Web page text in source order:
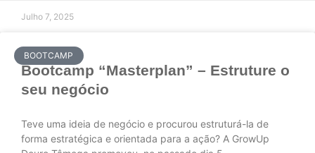
Julho 7, 2025
BOOTCAMP
Bootcamp “Masterplan” – Estruture o
seu negócio
Teve uma ideia de negócio e procurou estruturá-la de
forma estratégica e orientada para a ação? A GrowUp